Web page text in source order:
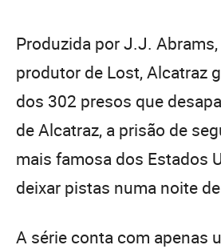
Produzida por J.J.
produtor de Lost, Alcatraz
dos 302 presos que
de Alcatraz, a prisão de
mais famosa dos Estados
deixar pistas numa noite
A série conta com apenas